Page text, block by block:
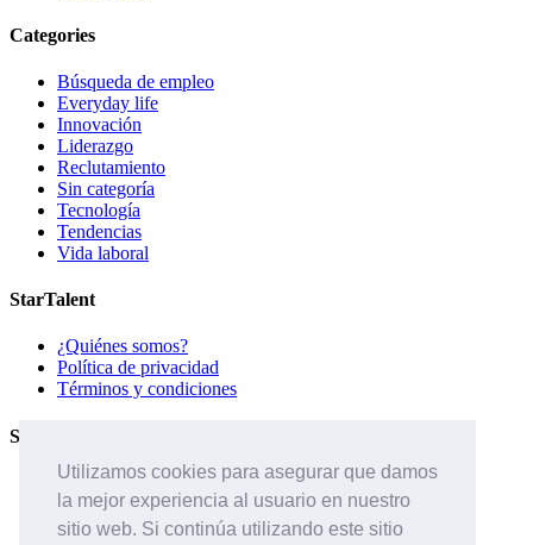
Utilizamos cookies para asegurar que damos
la mejor experiencia al usuario en nuestro
sitio web. Si continúa utilizando este sitio
Categories
Búsqueda de empleo
Everyday life
Innovación
Liderazgo
Reclutamiento
Sin categoría
Tecnología
Tendencias
Vida laboral
StarTalent
¿Quiénes somos?
Política de privacidad
Términos y condiciones
Servicios
Páginas de carreras
Sistema ATS
Contáctanos